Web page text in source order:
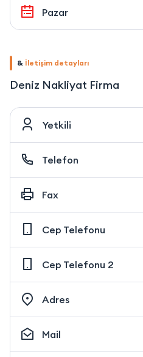
Pazar
& İletişim detayları
Deniz Nakliyat Firma
Yetkili
Telefon
Fax
Cep Telefonu
Cep Telefonu 2
Adres
Mail